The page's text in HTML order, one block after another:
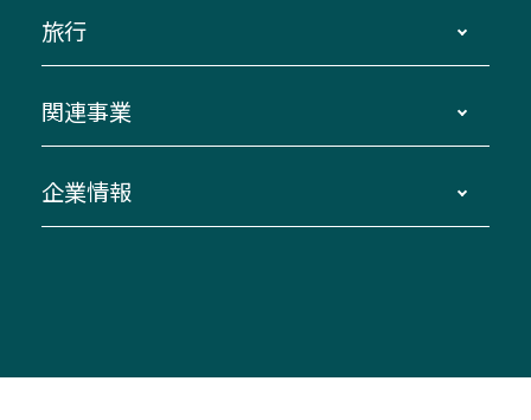
三重交通接近情報バスロケーションシステム
ダイヤ改正情報
迂回・休止について
臨時バスについて
伊勢二見鳥羽周遊バスCANばす
「みえブルーライン」（三重大学病院直通バ
神都ライナー
伊賀～名古屋
南紀～VISON～名古屋
湯の山温泉～名古屋
桑名・長島温泉・金城ふ頭駅～中部国際空港
（休止中）
お客様駐車場のご案内
貸切バスのご利用について
お問い合わせ
旅行
貸切バス団体旅行
美し国周遊ばす
関連事業
自家用自動車車両運行管理
企業情報